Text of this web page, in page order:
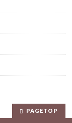
PAGETOP